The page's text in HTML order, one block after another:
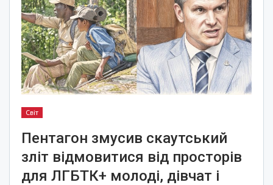
Світ
Пентагон змусив скаутський
зліт відмовитися від просторів
для ЛГБТК+ молоді, дівчат і